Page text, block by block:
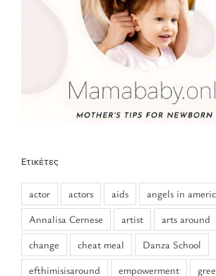
Ετικέτες
actor actors aids
angels in
Annalisa Cernese
artist arts around
change
cheat meal
Danza School
efthimisisaround
empowerment